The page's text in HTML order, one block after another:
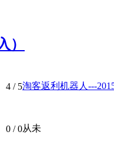
）
4 / 5淘客返利机器人---
0 / 0从未